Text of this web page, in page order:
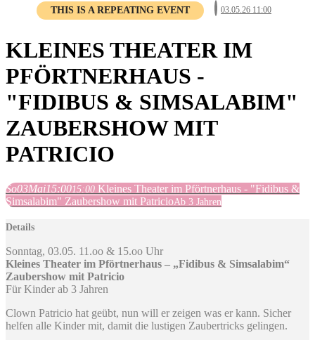
THIS IS A REPEATING EVENT 03.05.26 11:00
KLEINES THEATER IM
PFÖRTNERHAUS -
"FIDIBUS & SIMSALABIM"
ZAUBERSHOW MIT
PATRICIO
So03Mai15:0015:00 Kleines Theater im Pförtnerhaus - "Fidibus &
Simsalabim" Zaubershow mit PatricioAb 3 Jahren
Details
Sonntag, 03.05. 11.oo & 15.oo Uhr
Kleines Theater im Pförtnerhaus – „Fidibus & Simsalabim“
Zaubershow mit Patricio
Für Kinder ab 3 Jahren
Clown Patricio hat geübt, nun will er zeigen was er kann. Sicher
helfen alle Kinder mit, damit die lustigen Zaubertricks gelingen.